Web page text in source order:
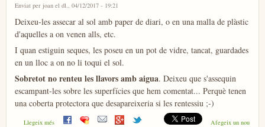
Enviat per joan el dl., 04/12/2017 - 19:21
Deixeu-les assecar al sol amb paper de diari, o en una malla de plàstic
d'aquelles a on venen alls, etc.
I quan estiguin seques, les poseu en un pot de vidre, tancat, guardades
en un lloc a on no li toqui el sol.
Sobretot no renteu les llavors amb aigua. Deixeu que s'assequin
escampant-les sobre les superfícies que hem comentat... Perquè tenen
una coberta protectora que desapareixeria si les rentessiu ;-)
Llegeix més
sobre Com conservar les llavors de tomaca
Afegeix un nou